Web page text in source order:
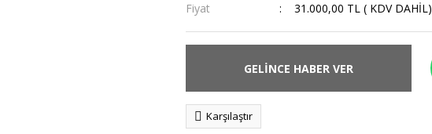
Fiyat
31.000,00 TL ( KDV DAHİL)
GELİNCE HABER VER
Karşılaştır